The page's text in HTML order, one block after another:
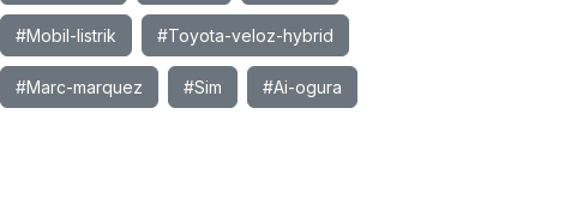
#Mobil-listrik #Toyota-veloz-hybrid
#Marc-marquez #Sim #Ai-ogura